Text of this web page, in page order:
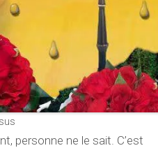
personne ne le sait. C’est